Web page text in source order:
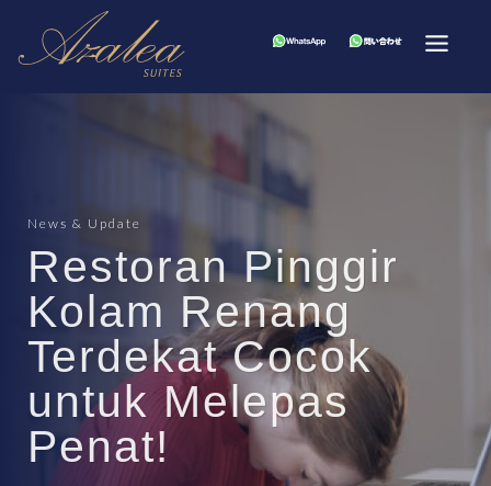
News & Update
Restoran Pinggir
Kolam Renang
Terdekat Cocok
untuk Melepas
Penat!